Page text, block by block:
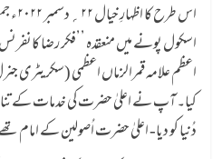
اس
اسکول پونے میں منعقدہ ’’فکر رضا
اعظم علامہ قمرالزماں اعظمی (سکریٹری
کیا۔ آپ نے اعلیٰ حضرت کی خدمات کے
دُنیا کو دیا- اعلیٰ حضرت اُصولین کے امام